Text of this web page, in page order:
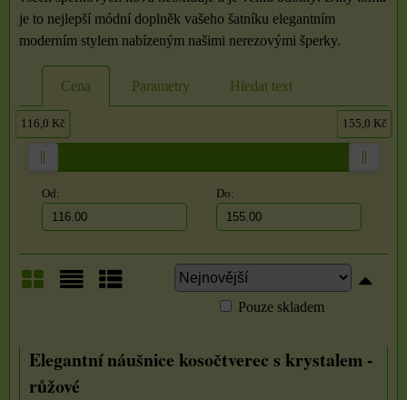
je to nejlepší módní doplněk vašeho šatníku elegantním
moderním stylem nabízeným našimi nerezovými šperky.
Cena Parametry Hledat text
Od: Do:
116,0 Kč 155,0 Kč
Pouze skladem
Elegantní náušnice kosočtverec s krystalem -
růžové